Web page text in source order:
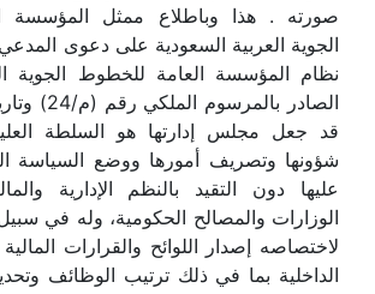
صورته . هذا وباطلاع ممثل المؤسسة
الجوية العربية السعودية على دعوى
نظام المؤسسة العامة للخطوط الجوية
قد جعل مجلس إدارتها هو السلطة
شؤونها وتصريف أمورها ووضع السياسة
عليها دون التقيد بالنظم الإدارية
الوزارات والمصالح الحكومية، وله في
لاختصاصه إصدار اللوائح والقرارات المالية
الداخلية بما في ذلك ترتيب الوظائف